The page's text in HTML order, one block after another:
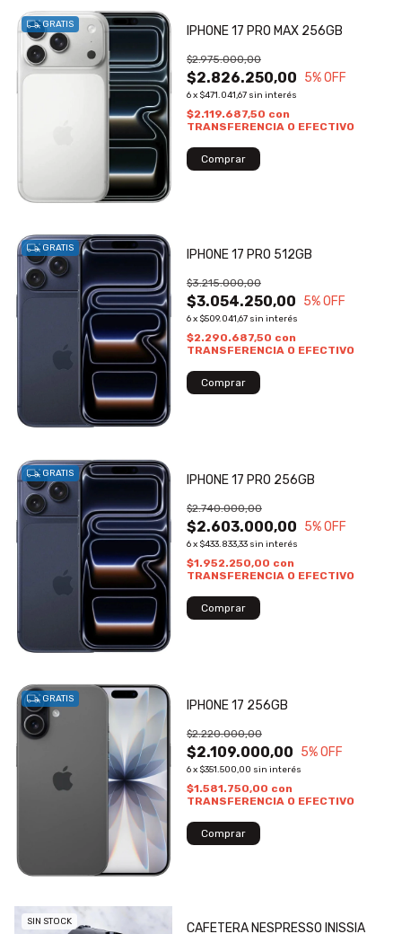
GRATIS IPHONE 17 PRO MAX 256GB
$2.826.250,00
$2.975.000,00
5% OFF
6x $471.041,67 sin interés
$2.119.687,50 con
TRANSFERENCIA O EFECTIVO
GRATIS IPHONE 17 PRO 512GB
$3.054.250,00
$3.215.000,00
5% OFF
6x $509.041,67 sin interés
$2.290.687,50 con
TRANSFERENCIA O EFECTIVO
GRATIS IPHONE 17 PRO 256GB
$2.603.000,00
$2.740.000,00
5% OFF
6x $433.833,33 sin interés
$1.952.250,00 con
TRANSFERENCIA O EFECTIVO
GRATIS IPHONE 17 256GB
$2.109.000,00
$2.220.000,00
5% OFF
6x $351.500,00 sin interés
$1.581.750,00 con
TRANSFERENCIA O EFECTIVO
SIN STOCK CAFETERA NESPRESSO INISSIA